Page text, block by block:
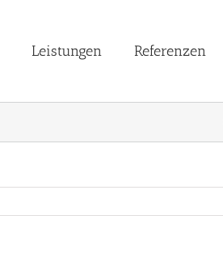
Leistungen Referenzen